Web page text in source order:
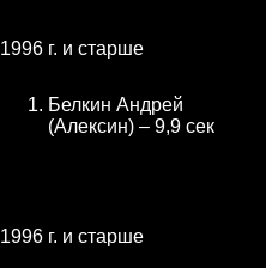
1996 г. и старше
Белкин Андрей
(Алексин) – 9,9 сек
1996 г. и старше